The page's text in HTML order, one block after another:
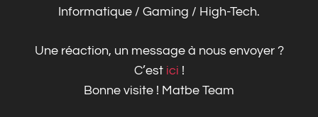
Informatique / Gaming / High-Tech.
Une réaction, un message à nous envoyer ?
C’est ici !
Bonne visite ! Matbe Team